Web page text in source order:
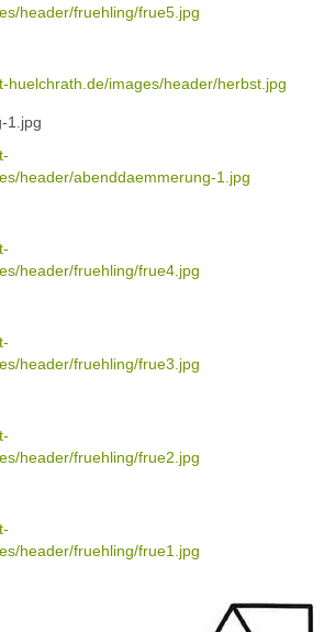
header/fruehling/frue5.jpg
huelchrath.de/images/header/herbst.jpg
1.jpg
header/abenddaemmerung-1.jpg
header/fruehling/frue4.jpg
header/fruehling/frue3.jpg
header/fruehling/frue2.jpg
header/fruehling/frue1.jpg